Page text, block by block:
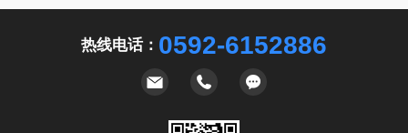
热线电话： 0592-6152886